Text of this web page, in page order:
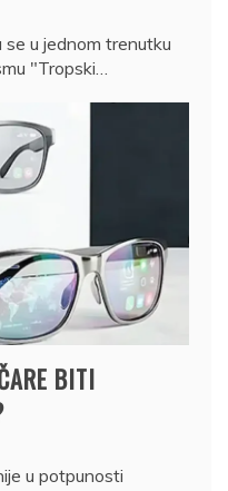
u jednom trenutku
"Tropski…
BITI
u potpunosti